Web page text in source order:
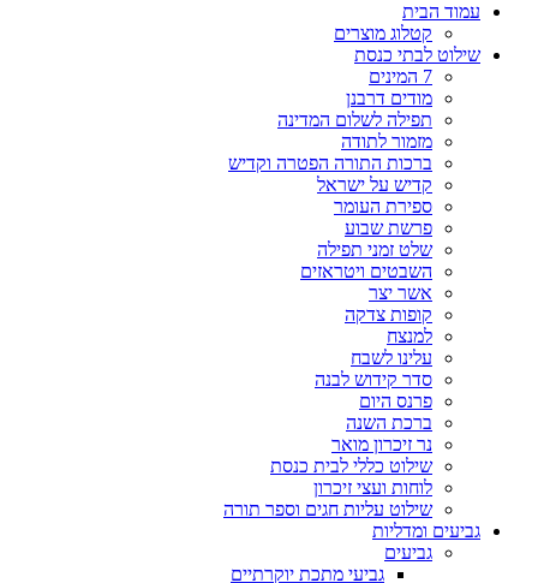
עמוד הבית
קטלוג מוצרים
שילוט לבתי כנסת
7 המינים
מודים דרבנן
תפילה לשלום המדינה
מזמור לתודה
ברכות התורה הפטרה וקדיש
קדיש על ישראל
ספירת העומר
פרשת שבוע
שלט זמני תפילה
השבטים ויטראזים
אשר יצר
קופות צדקה
למנצח
עלינו לשבח
סדר קידוש לבנה
פרנס היום
ברכת השנה
נר זיכרון מואר
שילוט כללי לבית כנסת
לוחות ועצי זיכרון
שילוט עליות חגים וספר תורה
גביעים ומדליות
גביעים
גביעי מתכת יוקרתיים